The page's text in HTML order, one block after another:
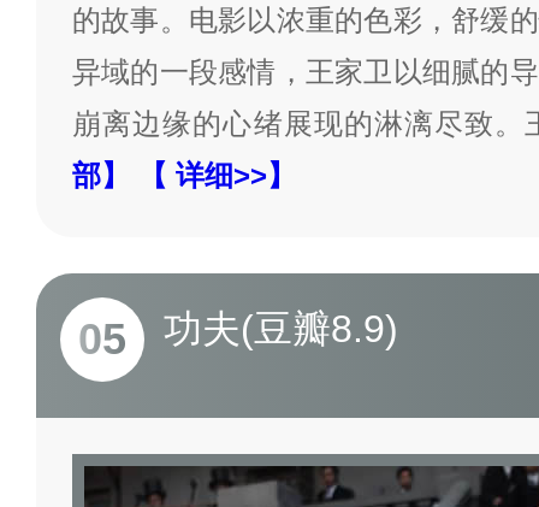
的故事。电影以浓重的色彩，舒缓
异域的一段感情，王家卫以细腻的
崩离边缘的心绪展现的淋漓尽致。
部】
【 详细>>】
05 功夫(豆瓣8.9)